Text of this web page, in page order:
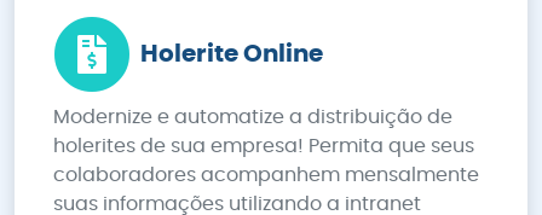
Holerite Online
Modernize e automatize a distribuição de
holerites de sua empresa! Permita que seus
colaboradores acompanhem mensalmente
suas informações utilizando a intranet